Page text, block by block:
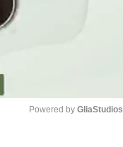
Powered by GliaStudios